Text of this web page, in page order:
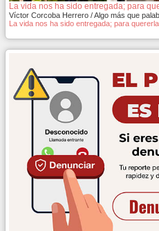
La vida nos ha sido entregada; para
Víctor Corcoba Herrero / Algo más que
La vida nos ha sido entregada; para